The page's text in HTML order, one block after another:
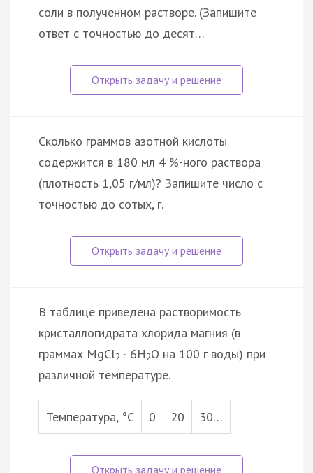
соли в полученном растворе. (Запишите
ответ с точностью до десят…
Сколько граммов азотной кислоты
содержится в 180 мл 4 %-ного раствора
(плотность 1,05 г/мл)? Запишите число с
точностью до сотых, г.
В таблице приведена растворимость
кристаллогидрата хлорида магния (в
граммах MgCl2 · 6H2O на 100 г воды) при
различной температуре.
Температура, °С 0 20 30…